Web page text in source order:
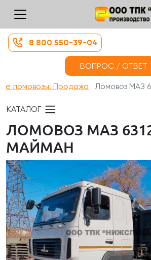
8 800 550-39-04
ВОПРОС / ОТВЕТ
ломовозы. Продажа Ломовоз МАЗ
КАТАЛОГ
ЛОМОВОЗ МАЗ
МАЙМАН